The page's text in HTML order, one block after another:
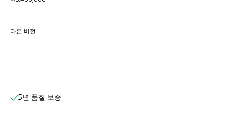
다른 버전
온라인 서비스
5년 품질 보증